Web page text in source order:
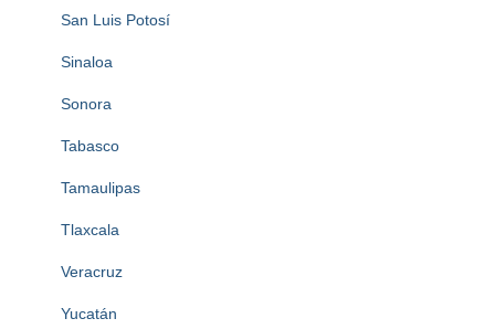
San Luis Potosí
Sinaloa
Sonora
Tabasco
Tamaulipas
Tlaxcala
Veracruz
Yucatán